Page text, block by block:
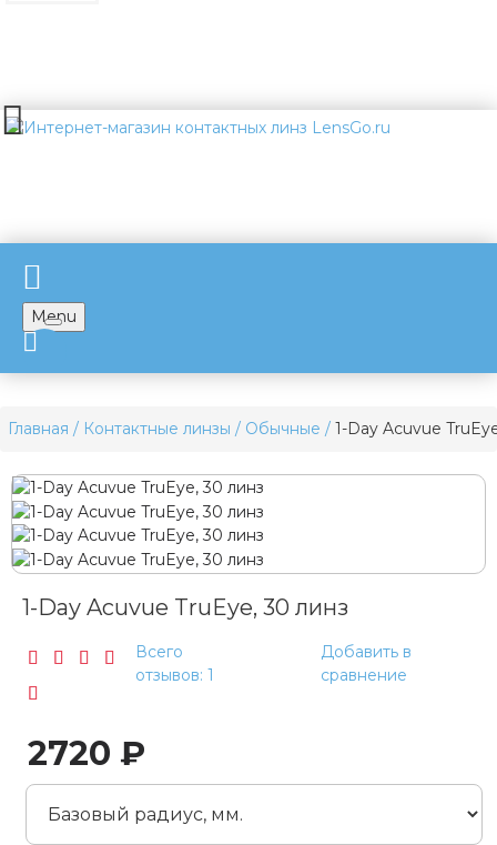
Menu
Главная Контактные линзы Обычные 1-Day Acuvue
1-Day Acuvue TruEye, 30 линз
Всего
отзывов: 1
Добавить в
сравнение
2720 ₽